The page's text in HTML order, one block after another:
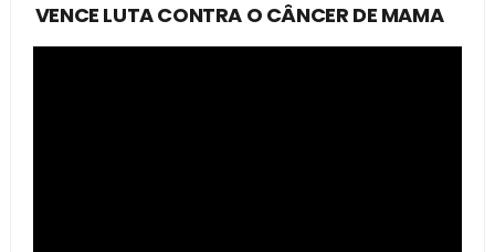
VENCE LUTA CONTRA O CÂNCER DE MAMA